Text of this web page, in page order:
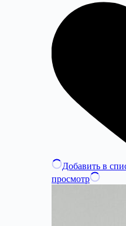
Добавить в
просмотр